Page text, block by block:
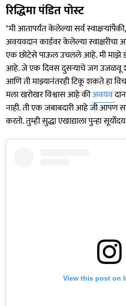
रिद्धिमा पंडित पोस्ट
"मी आतापर्यंत केलेल्या सर्व
अवयवदान कार्डवर केलेल्या स्वाक्षरीचा
एक छोटेसे पाऊल उचलले आहे. मी माझे
आहे. जे एक दिवस दुसऱ्याचे जग उजळवू
आणि ती माझ्यानंतरही टिकू शकते हा
मला खरोखर विश्वास आहे कीअवयव
नाही. ती एक जबाबदारी आहे जी आपण
करतो. तुम्ही सुद्धा एखाद्याला पुन्हा
View this post on